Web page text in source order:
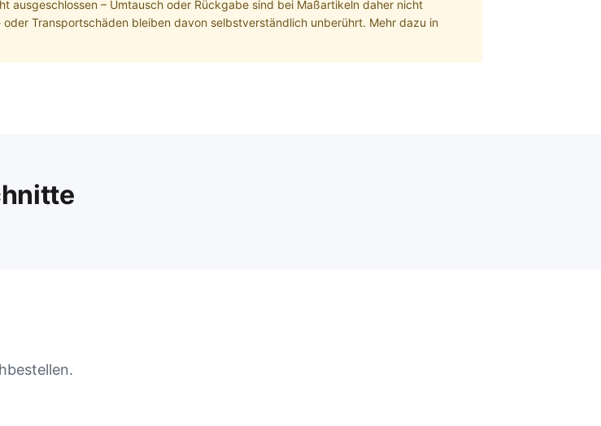
ausgeschlossen – Umtausch oder Rückgabe sind bei Maßartikeln daher nicht
Transportschäden bleiben davon selbstverständlich unberührt. Mehr dazu in